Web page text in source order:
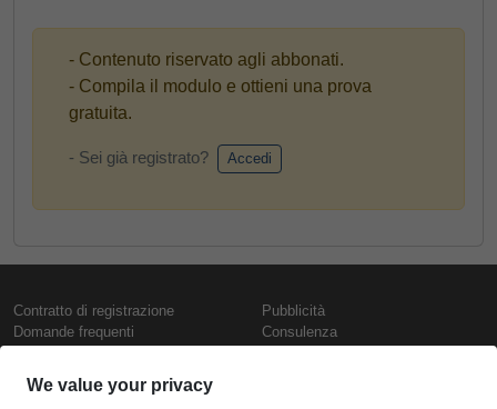
- Contenuto riservato agli abbonati.
- Compila il modulo e ottieni una prova
gratuita.
- Sei già registrato? Accedi
Contratto di registrazione
Domande frequenti
Contattaci
Pubblicità
Consulenza